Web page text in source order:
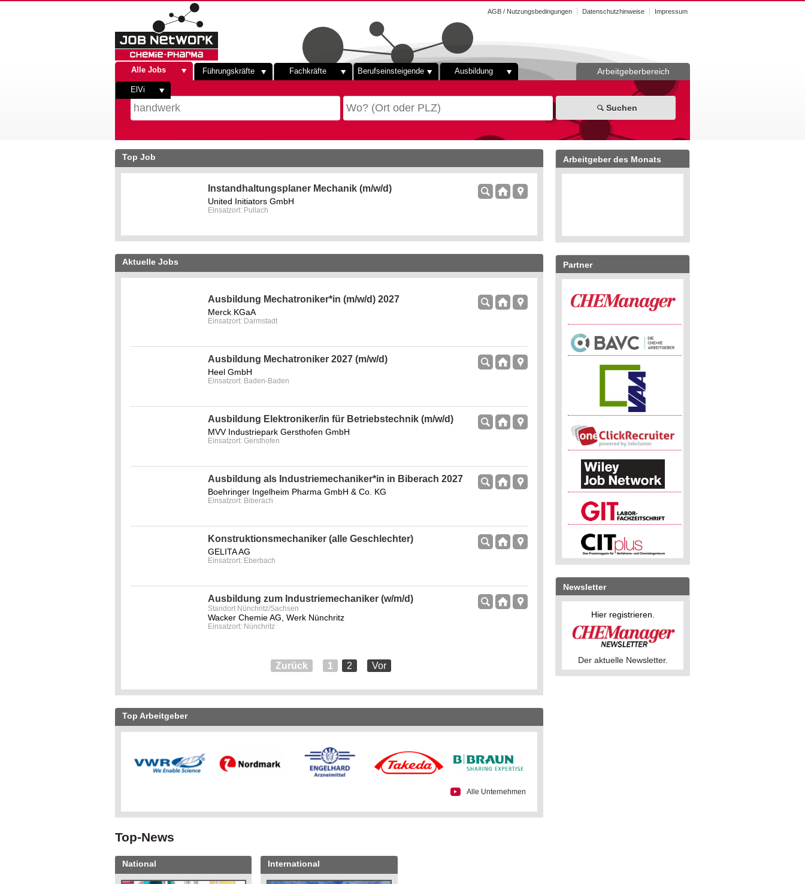
AGB / Nutzungsbedingungen Datenschutzhinweise Impressum
Alle Jobs Führungskräfte Fachkräfte Berufseinsteigende Ausbildung
ElVi
Arbeitgeberbereich
Suchen
Top Job
Instandhaltungsplaner Mechanik (m/w/d)
United Initiators GmbH
Einsatzort: Pullach
Aktuelle Jobs
Ausbildung Mechatroniker*in (m/w/d) 2027
Merck KGaA
Einsatzort: Darmstadt
Ausbildung Mechatroniker 2027 (m/w/d)
Heel GmbH
Einsatzort: Baden-Baden
Ausbildung Elektroniker/in für Betriebstechnik (m/w/d)
MVV Industriepark Gersthofen GmbH
Einsatzort: Gersthofen
Ausbildung als Industriemechaniker*in in Biberach 2027
Boehringer Ingelheim Pharma GmbH & Co. KG
Einsatzort: Biberach
Konstruktionsmechaniker (alle Geschlechter)
GELITA AG
Einsatzort: Eberbach
Ausbildung zum Industriemechaniker (w/m/d)
Standort Nünchritz/Sachsen
Wacker Chemie AG, Werk Nünchritz
Einsatzort: Nünchritz
Zurück 1 2 Vor
Top Arbeitgeber
Alle Unternehmen
Top-News
National International
Arbeitgeber des Monats
Partner
Newsletter
Hier registrieren.
Der aktuelle Newsletter.